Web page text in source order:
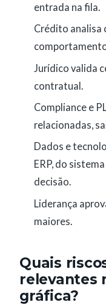
entrada na fila.
Crédito analisa
Jurídico valida
contratual.
Compliance e
relacionadas,
Dados e
ERP, do
decisão.
Liderança
maiores.
Quais
relevantes
gráfica?